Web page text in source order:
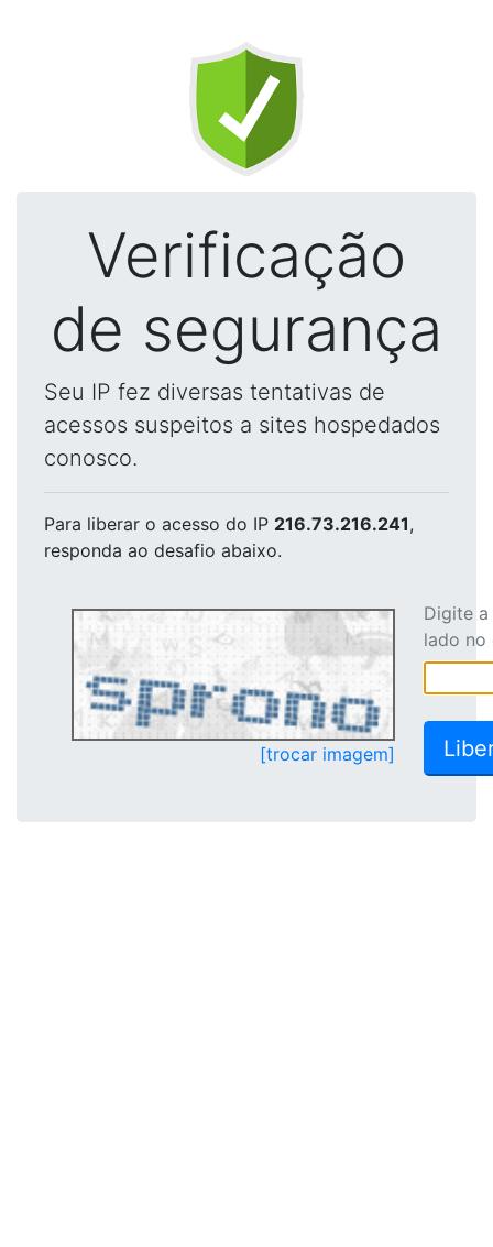
Verificação
de segurança
Seu IP fez diversas tentativas de
acessos suspeitos a sites hospedados
conosco.
Para liberar o acesso do IP 216.73.216.241,
responda ao desafio abaixo.
[trocar imagem]
Digite
lado no